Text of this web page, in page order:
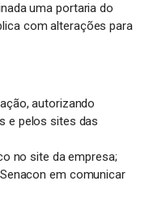
uma portaria do
com alterações para
autorizando
e pelos sites das
no site da empresa;
em comunicar